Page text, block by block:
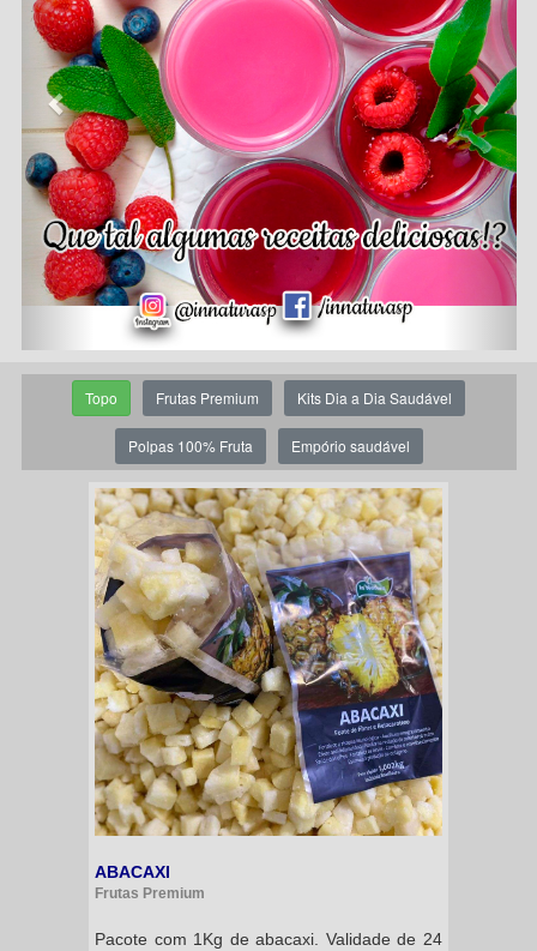
Topo Frutas Premium Kits Dia a Dia Saudável
Polpas 100% Fruta Empório saudável
ABACAXI
Frutas Premium
Pacote com 1Kg de abacaxi. Validade de 24